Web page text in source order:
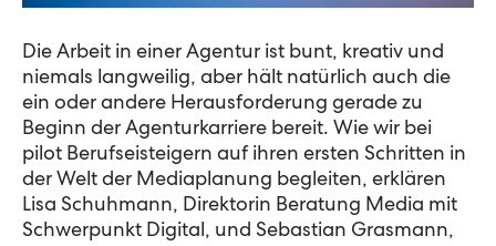
Die Arbeit in einer Agentur ist bunt, kreativ und
niemals langweilig, aber hält natürlich auch die
ein oder andere Herausforderung gerade zu
Beginn der Agenturkarriere bereit. Wie wir bei
pilot Berufseisteigern auf ihren ersten Schritten in
der Welt der Mediaplanung begleiten, erklären
Lisa Schuhmann, Direktorin Beratung Media mit
Schwerpunkt Digital, und Sebastian Grasmann,